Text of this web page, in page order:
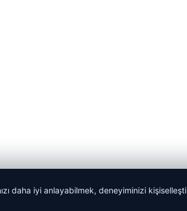
daha iyi anlayabilmek, deneyiminizi